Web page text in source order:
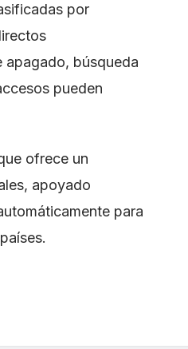
por
apagado, búsqueda
pueden
ofrece un
apoyado
para